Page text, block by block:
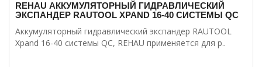
REHAU АККУМУЛЯТОРНЫЙ ГИДРАВЛИЧЕСКИЙ
ЭКСПАНДЕР RAUTOOL XPAND 16-40 СИСТЕМЫ QC
Аккумуляторный гидравлический экспандер RAUTOOL
Xpand 16-40 системы QC, REHAU применяется для р..